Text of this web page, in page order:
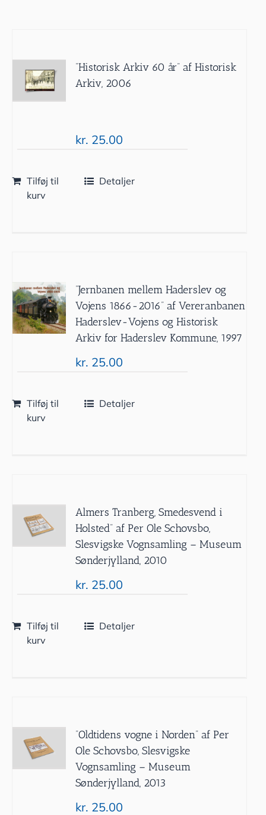
”Historisk Arkiv 60 år” af Historisk
Arkiv, 2006
kr. 25.00
Tilføj til
kurv
Detaljer
”Jernbanen mellem Haderslev og
Vojens 1866-2016” af Vereranbanen
Haderslev-Vojens og Historisk
Arkiv for Haderslev Kommune, 1997
kr. 25.00
Tilføj til
kurv
Detaljer
Almers Tranberg, Smedesvend i
Holsted” af Per Ole Schovsbo,
Slesvigske Vognsamling – Museum
Sønderjylland, 2010
kr. 25.00
Tilføj til
kurv
Detaljer
”Oldtidens vogne i Norden” af Per
Ole Schovsbo, Slesvigske
Vognsamling – Museum
Sønderjylland, 2013
kr. 25.00